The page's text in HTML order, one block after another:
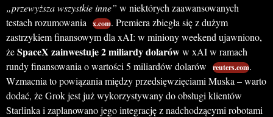
„przewyższa wszystkie inne” w niektórych zaawansowanych
testach rozumowania
x.com. Premiera zbiegła się z dużym
zastrzykiem finansowym dla xAI: w miniony weekend ujawniono,
żeSpaceX zainwestuje 2 miliardy dolaróww xAI w ramach
rundy finansowania o wartości 5 miliardów dolarów
reuters.com.
Wzmacnia to powiązania między przedsięwzięciami Muska – warto
dodać, że Grok jest już wykorzystywany do obsługi klientów
Starlinka i zaplanowano jego integrację z nadchodzącymi robotami